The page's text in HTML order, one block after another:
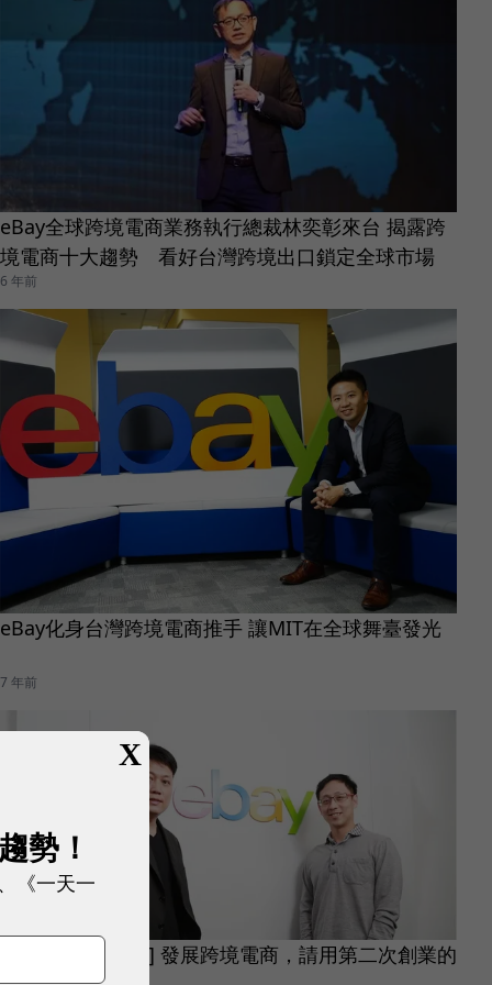
eBay全球跨境電商業務執行總裁林奕彰來台 揭露跨
境電商十大趨勢 看好台灣跨境出口鎖定全球市場
6 年前
eBay化身台灣跨境電商推手 讓MIT在全球舞臺發光
7 年前
[范正亞 X 朱訓麒] 發展跨境電商，請用第二次創業的
X
勢！
《一天一